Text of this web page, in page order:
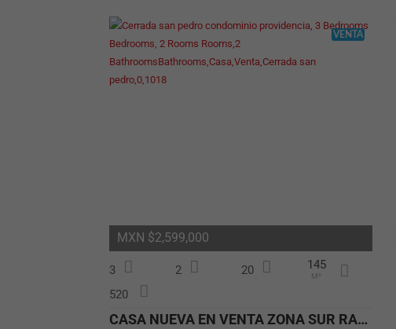
VENTA
CASA NUEVA EN VENTA ZONA SUR RANCHO SANTA MÓNICA
3 2 20 145
M²
520
MXN $2,599,000